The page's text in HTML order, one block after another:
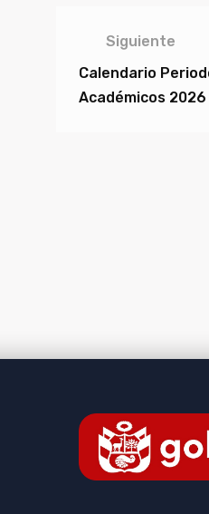
Siguiente
Calendario
Académicos 2026